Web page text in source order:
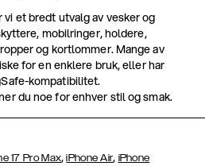
et bredt utvalg av vesker og
mobilringer, holdere,
og kortlommer. Mange av
for en enklere bruk, eller har
kompatibilitet.
du noe for enhver stil og smak.
17 Pro Max,iPhone Air, iPhone